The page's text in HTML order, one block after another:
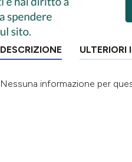
DESCRIZIONE ULTERIORI
Nessuna informazione per